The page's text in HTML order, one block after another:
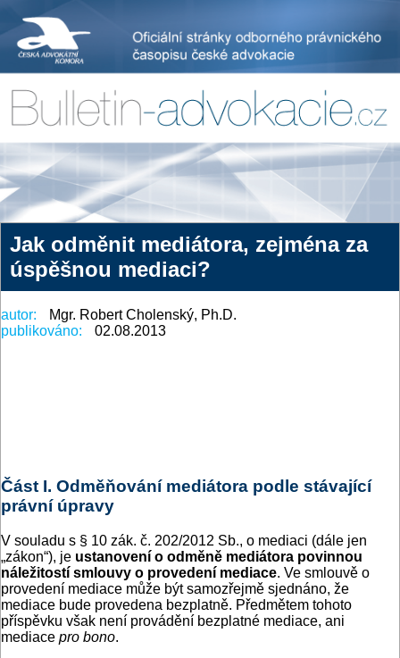
Jak odměnit mediátora, zejména za
úspěšnou mediaci?
autor:
Mgr. Robert Cholenský, Ph.D.
publikováno:
02.08.2013
Část I. Odměňování mediátora podle stávající
právní úpravy
V souladu s § 10 zák. č. 202/2012 Sb., o mediaci (dále jen
„zákon“), je ustanovení o odměně mediátora povinnou
náležitostí smlouvy o provedení mediace. Ve smlouvě o
provedení mediace může být samozřejmě sjednáno, že
mediace bude provedena bezplatně. Předmětem tohoto
příspěvku však není provádění bezplatné mediace, ani
mediace pro bono.